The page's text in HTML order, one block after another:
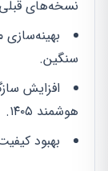
نسخه‌های
سنگین.
افزایش
هوشمند ۱۴۰۵.
بهبود